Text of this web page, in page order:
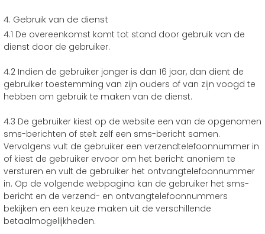
4. Gebruik van de dienst
4.1 De overeenkomst komt tot stand door gebruik van de
dienst door de gebruiker.
4.2 Indien de gebruiker jonger is dan 16 jaar, dan dient de
gebruiker toestemming van zijn ouders of van zijn voogd te
hebben om gebruik te maken van de dienst.
4.3 De gebruiker kiest op de website een van de opgenomen
sms-berichten of stelt zelf een sms-bericht samen.
Vervolgens vult de gebruiker een verzendtelefoonnummer in
of kiest de gebruiker ervoor om het bericht anoniem te
versturen en vult de gebruiker het ontvangtelefoonnummer
in. Op de volgende webpagina kan de gebruiker het sms-
bericht en de verzend- en ontvangtelefoonnummers
bekijken en een keuze maken uit de verschillende
betaalmogelijkheden.